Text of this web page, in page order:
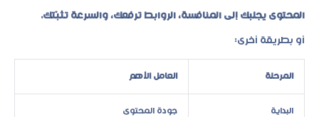
المحتوى يجلبك إلى المنافسة، الروابط ترفعك، والسرعة تثبّتك.
أو بطريقة أخرى:
المرحلة العامل الأهم
البداية جودة المحتوى